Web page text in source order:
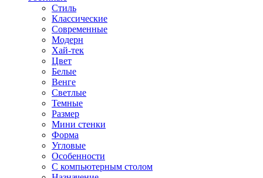
Стиль
Классические
Современные
Модерн
Хай-тек
Цвет
Белые
Венге
Светлые
Темные
Размер
Мини стенки
Форма
Угловые
Особенности
С компьютерным столом